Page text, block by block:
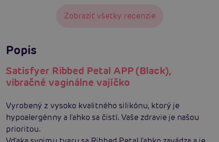
Zobraziť všetky recenzie
Popis
Satisfyer Ribbed Petal APP (Black),
vibračné vaginálne vajíčko
Vyrobený z vysoko kvalitného silikónu, ktorý je
hypoalergénny a ľahko sa čistí. Vaše zdravie je našou
prioritou.